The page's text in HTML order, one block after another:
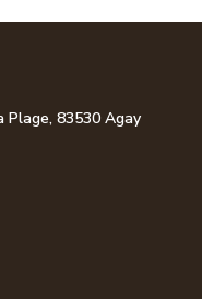
N°2
N°5
Plage, 83530 Agay